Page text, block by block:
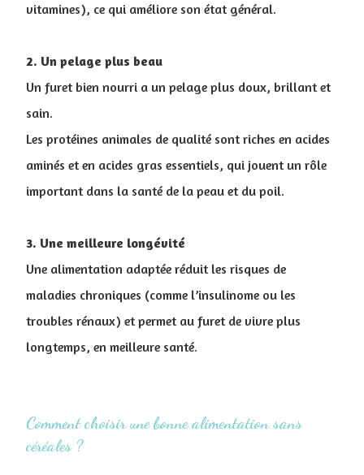
vitamines), ce qui améliore son état général.
2. Un pelage plus beau
Un furet bien nourri a un pelage plus doux, brillant et
sain.
Les protéines animales de qualité sont riches en acides
aminés et en acides gras essentiels, qui jouent un rôle
important dans la santé de la peau et du poil.
3. Une meilleure longévité
Une alimentation adaptée réduit les risques de
maladies chroniques (comme l’insulinome ou les
troubles rénaux) et permet au furet de vivre plus
longtemps, en meilleure santé.
Comment choisir une bonne alimentation sans
céréales ?